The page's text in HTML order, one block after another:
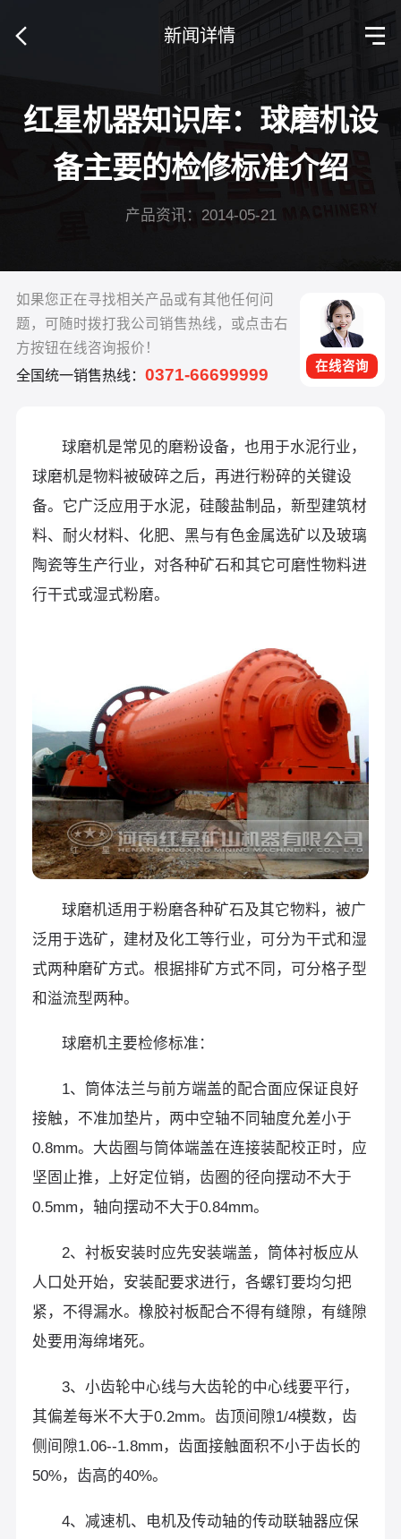
新闻详情
红星机器知识库：球磨机设
备主要的检修标准介绍
产品资讯：2014-05-21
如果您正在寻找相关产品或有其他任何问
题，可随时拨打我公司销售热线，或点击右
方按钮在线咨询报价！
全国统一销售热线： 0371-66699999 在线咨询
球磨机是常见的磨粉设备，也用于水泥行业，
球磨机是物料被破碎之后，再进行粉碎的关键设
备。它广泛应用于水泥，硅酸盐制品，新型建筑材
料、耐火材料、化肥、黑与有色金属选矿以及玻璃
陶瓷等生产行业，对各种矿石和其它可磨性物料进
行干式或湿式粉磨。
球磨机适用于粉磨各种矿石及其它物料，被广
泛用于选矿，建材及化工等行业，可分为干式和湿
式两种磨矿方式。根据排矿方式不同，可分格子型
和溢流型两种。
球磨机主要检修标准：
1、筒体法兰与前方端盖的配合面应保证良好
接触，不准加垫片，两中空轴不同轴度允差小于
0.8mm。大齿圈与筒体端盖在连接装配校正时，应
坚固止推，上好定位销，齿圈的径向摆动不大于
0.5mm，轴向摆动不大于0.84mm。
2、衬板安装时应先安装端盖，筒体衬板应从
人口处开始，安装配要求进行，各螺钉要均匀把
紧，不得漏水。橡胶衬板配合不得有缝隙，有缝隙
处要用海绵堵死。
3、小齿轮中心线与大齿轮的中心线要平行，
其偏差每米不大于0.2mm。齿顶间隙1/4模数，齿
侧间隙1.06--1.8mm，齿面接触面积不小于齿长的
50%，齿高的40%。
4、减速机、电机及传动轴的传动联轴器应保